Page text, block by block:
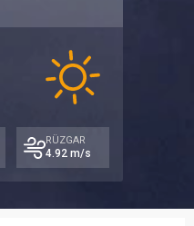
RÜZGAR
4.92 m/s